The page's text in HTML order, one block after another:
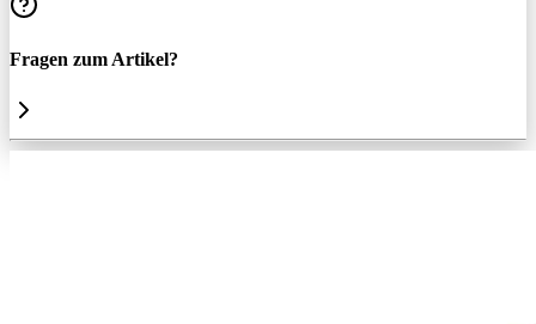
Fragen zum Artikel?